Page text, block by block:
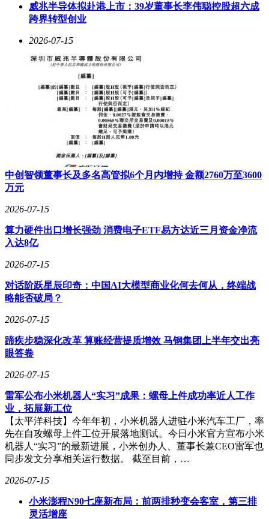
威兆半导体拟赴港上市：39岁董事长李伟聪控股超六成
跨界转型创业
2026-07-15
中创智领董事长及多名高管拟6个月内增持 金额2760万至3600
万元
2026-07-15
算力硬件出口增长强劲 消费电子ETF易方达近三月资金净流
入达8亿
2026-07-15
对话阶跃星辰印奇：中国AI大模型商业化何去何从，终端战
略能否破局？
2026-07-15
蹄疾步稳深化改革 算账经营提质增效 马钢集团上半年交出亮
眼答卷
2026-07-15
​雷军公布小米机器人“实习”成果：螺母上件成功率近人工作
业，拓展新工位​
【太平洋科技】今年年初，小米机器人进驻小米汽车工厂，率
先在自攻螺母上件工位开展落地测试。今日小米官方宣布小米
机器人“实习”的最新进展，小米创办人、董事长兼CEO雷军也
同步发文分享相关运行数据。 截至目前，…
2026-07-15
小米澎程N90七座新布局：前两排秒变会客室，第三排
灵活增座